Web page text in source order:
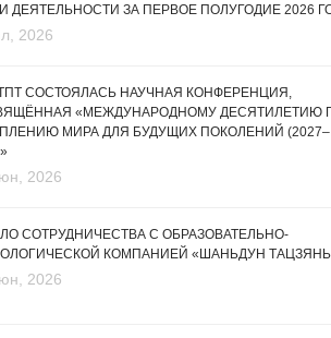
ДЕЯТЕЛЬНОСТИ ЗА ПЕРВОЕ ПОЛУГОДИЕ 2026
2026
СОСТОЯЛАСЬ НАУЧНАЯ КОНФЕРЕНЦИЯ,
«МЕЖДУНАРОДНОМУ ДЕСЯТИЛЕТИЮ
МИРА ДЛЯ БУДУЩИХ ПОКОЛЕНИЙ (2027–
2026
СОТРУДНИЧЕСТВА С ОБРАЗОВАТЕЛЬНО-
КОМПАНИЕЙ «ШАНЬДУН
2026